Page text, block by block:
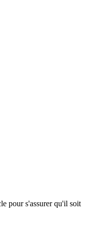
pour s'assurer qu'il soit